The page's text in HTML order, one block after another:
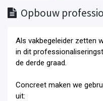
Opbouw
Als vakbegeleider zetten
in dit
de derde graad
Concreet maken we
uit: